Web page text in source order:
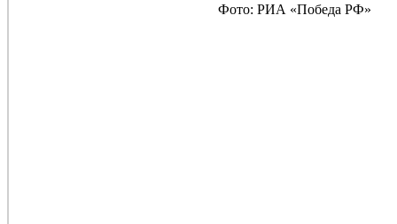
Фото: РИА «Победа РФ»